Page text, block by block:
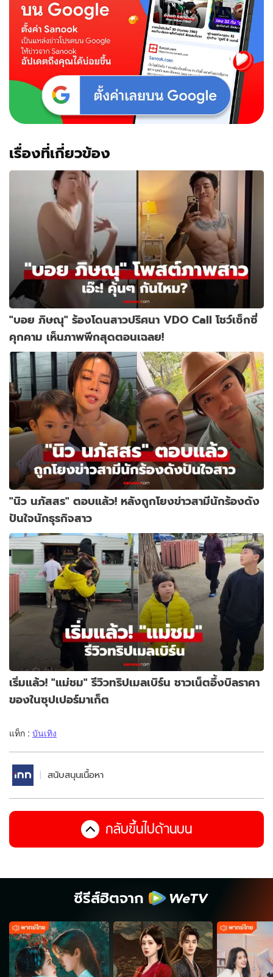
เรื่องที่เกี่ยวข้อง
"บอย ภิษณุ" ร้องโดนสาวปริศนา VDO Call โชว์เซ็กซี่
คุกคาม เห็นภาพพีกสุดตอนเฉลย!
"นิว นภัสสร" ตอบแล้ว! หลังถูกโยงข่าวสามีนักร้องดัง
ปันใจนักธุรกิจสาว
เริ่มแล้ว! "แม่ชม" รีวิวทริปเมลเบิร์น ชาวเน็ตอึ้งบิลราคา
ของในซุปเปอร์มาเก็ต
แท็ก : บันเทิง
สนับสนุนเนื้อหา
กลับขึ้นไปด้านบน
ซีรีส์ฮิตจาก